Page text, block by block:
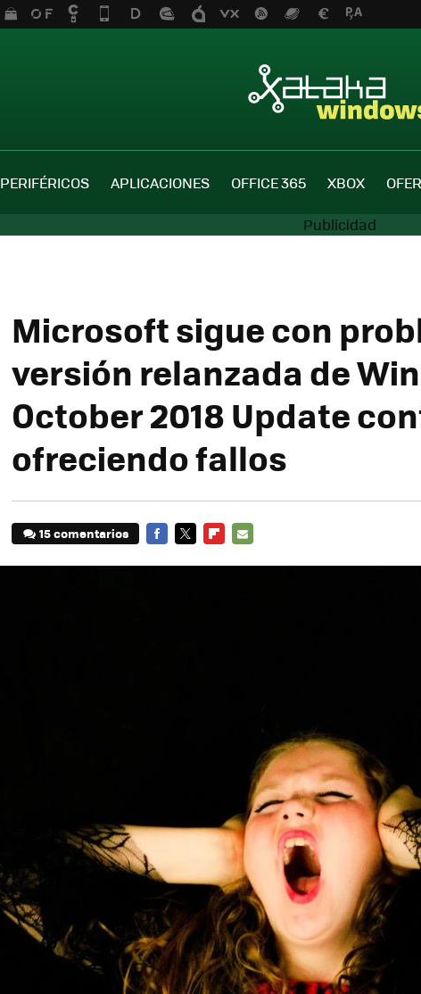
PERIFÉRICOS APLICACIONES OFFICE 365 XBOX
Microsoft sigue con
versión relanzada de
October 2018 Update
ofreciendo fallos
15 comentarios